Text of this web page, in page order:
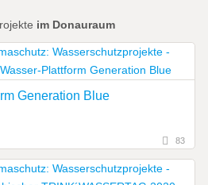
im Donauraum
Generation Blue
83